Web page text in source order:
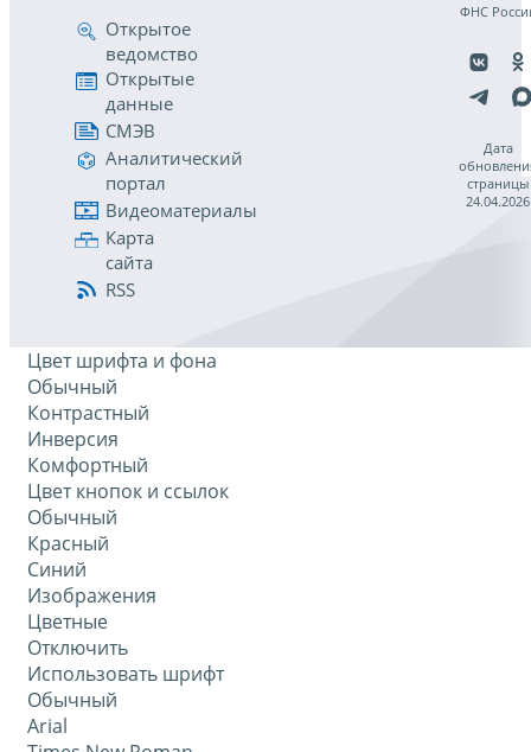
Открытое
ведомство
Открытые
данные
СМЭВ
Аналитический
портал
Видеоматериалы
Карта
сайта
RSS
ФНС
Дата
страницы
24.04.2026
Цвет шрифта и фона
Обычный
Контрастный
Инверсия
Комфортный
Цвет кнопок и ссылок
Обычный
Красный
Синий
Изображения
Цветные
Отключить
Использовать шрифт
Обычный
Arial